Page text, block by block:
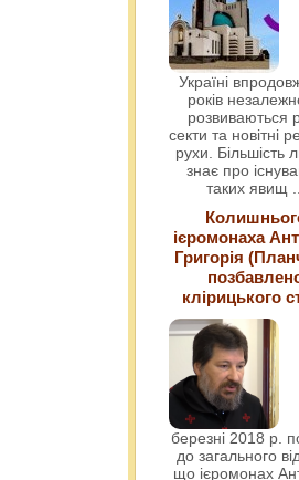
Україні
років
розвиваються
секти та новітні
рухи. Більшість
знає про
таких явищ
ієромонаха
Григорія
клірицького
березні 2018 р.
до загального
що ієромонах